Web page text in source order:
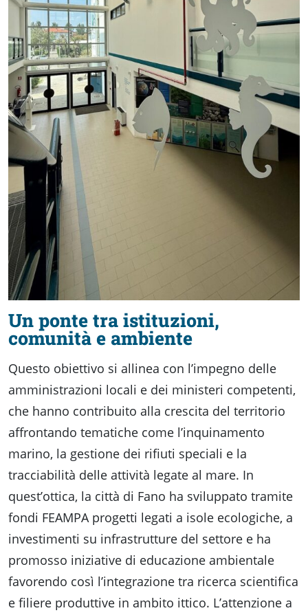
Un ponte tra istituzioni,
comunità e ambiente
Questo obiettivo si allinea con l’impegno delle
amministrazioni locali e dei ministeri competenti,
che hanno contribuito alla crescita del territorio
affrontando tematiche come l’inquinamento
marino, la gestione dei rifiuti speciali e la
tracciabilità delle attività legate al mare. In
quest’ottica, la città di Fano ha sviluppato tramite
fondi FEAMPA progetti legati a isole ecologiche, a
investimenti su infrastrutture del settore e ha
promosso iniziative di educazione ambientale
favorendo così l’integrazione tra ricerca scientifica
e filiere produttive in ambito ittico. L’attenzione a